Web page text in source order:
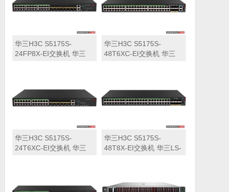
华三H3C S5175S-
24FP8X-EI交换机 华三
华三H3C S5175S-
48T6XC-EI交换机 华三
华三H3C S5175S-
24T6XC-EI交换机 华三
华三H3C S5175S-
48T8X-EI交换机 华三LS-